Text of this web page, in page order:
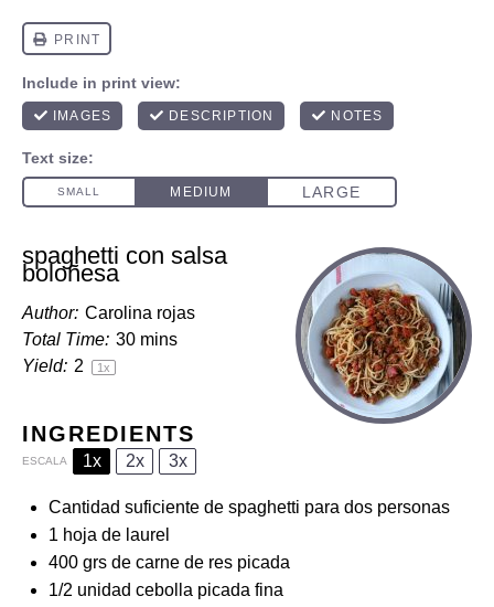
spaghetti con salsa
boloñesa
Author: Carolina rojas
Total Time: 30 mins
Yield: 2 1x
INGREDIENTS
ESCALA 1x 2x 3x
Cantidad suficiente de spaghetti para dos personas
1 hoja de laurel
400 grs de carne de res picada
1/2 unidad cebolla picada fina